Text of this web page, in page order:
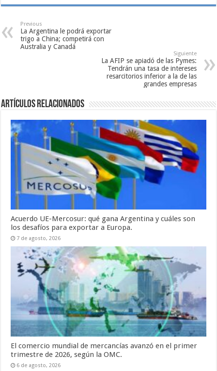
Previous
La Argentina le podrá exportar
trigo a China; competirá con
Australia y Canadá
Siguiente
La AFIP se apiadó de las Pymes:
Tendrán una tasa de intereses
resarcitorios inferior a la de las
grandes empresas
Artículos relacionados
Acuerdo UE-Mercosur: qué gana Argentina y cuáles son
los desafíos para exportar a Europa.
7 de agosto, 2026
El comercio mundial de mercancías avanzó en el primer
trimestre de 2026, según la OMC.
6 de agosto, 2026